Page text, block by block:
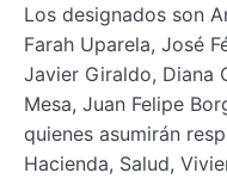
Los designados son
Farah Uparela, José
Javier Giraldo, Diana
Mesa, Juan Felipe
quienes asumirán
Hacienda, Salud,